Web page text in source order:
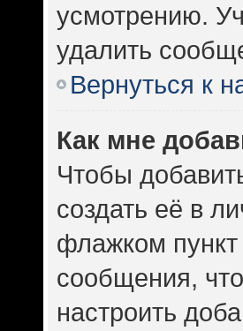
усмотрению.
удалить
Вернуться к
Как мне
Чтобы
создать её в
флажком пункт
сообщения,
настроить